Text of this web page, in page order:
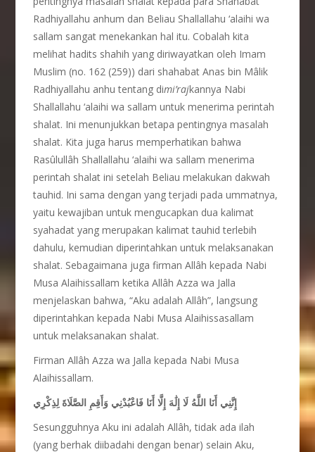
Radhiyallahu anhum dan Beliau Shallallahu ‘alaihi wa
sallam sangat menekankan hal itu. Cobalah kita
melihat hadits shahih yang diriwayatkan oleh Imam
Muslim (no. 162 (259)) dari shahabat Anas bin Mâlik
Radhiyallahu anhu tentang dimi’rajkannya Nabi
Shallallahu ‘alaihi wa sallam untuk menerima perintah
shalat. Ini menunjukkan betapa pentingnya masalah
shalat. Kita juga harus memperhatikan bahwa
Rasûlullâh Shallallahu ‘alaihi wa sallam menerima
perintah shalat ini setelah Beliau melakukan dakwah
tauhid. Ini sama dengan yang terjadi pada ummatnya,
yaitu kewajiban untuk mengucapkan dua kalimat
syahadat yang merupakan kalimat tauhid terlebih
dahulu, kemudian diperintahkan untuk melaksanakan
shalat. Sebagaimana juga firman Allâh kepada Nabi
Musa Alaihissallam ketika Allâh Azza wa Jalla
menjelaskan bahwa, “Aku adalah Allâh”, langsung
diperintahkan kepada Nabi Musa Alaihissasallam
untuk melaksanakan shalat.
Firman Allâh Azza wa Jalla kepada Nabi Musa
Alaihissallam.
إِنَّنِي أَنَا اللَّهُ لَا إِلَٰهَ إِلَّا أَنَا فَاعْبُدْنِي وَأَقِمِ الصَّلَاةَ لِذِكْرِي
Sesungguhnya Aku ini adalah Allâh, tidak ada ilah
(yang berhak diibadahi dengan benar) selain Aku,